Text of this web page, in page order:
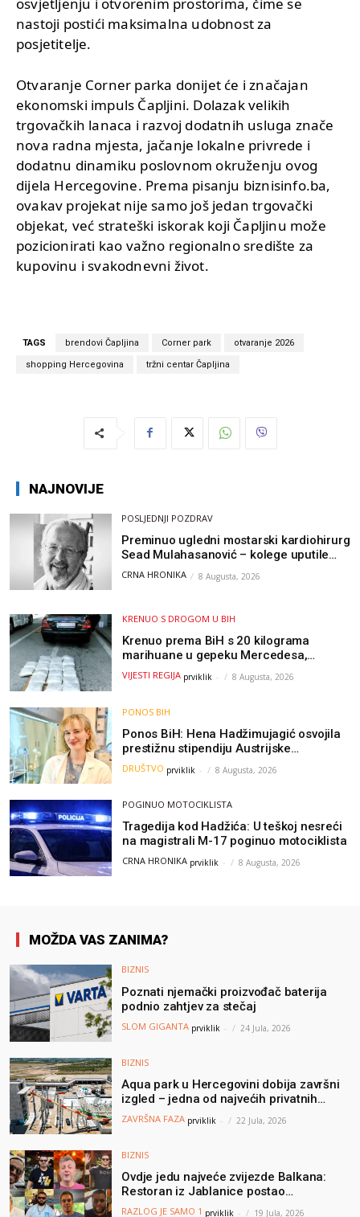
nastoji postići maksimalna udobnost za
posjetitelje.
Otvaranje Corner parka donijet će i značajan
ekonomski impuls Čapljini. Dolazak velikih
trgovačkih lanaca i razvoj dodatnih usluga znače
nova radna mjesta, jačanje lokalne privrede i
dodatnu dinamiku poslovnom okruženju ovog
dijela Hercegovine. Prema pisanju biznisinfo.ba,
ovakav projekat nije samo još jedan trgovački
objekat, već strateški iskorak koji Čapljinu može
pozicionirati kao važno regionalno središte za
kupovinu i svakodnevni život.
TAGS brendovi Čapljina Corner park otvaranje 2026
shopping Hercegovina tržni centar Čapljina
NAJNOVIJE
POSLJEDNJI POZDRAV
Preminuo ugledni mostarski kardiohirurg
Sead Mulahasanović – kolege uputile
emotivnu oproštajnu poruku
CRNA HRONIKA 8 Augusta, 2026
KRENUO S DROGOM U BIH
Krenuo prema BiH s 20 kilograma
marihuane u gepeku Mercedesa,
policija ga uhapsila na granici
VIJESTI REGIJA prviklik - 8 Augusta, 2026
PONOS BIH
Ponos BiH: Hena Hadžimujagić osvojila
prestižnu stipendiju Austrijske
akademije nauka, njeno istraživanje
moglo bi pomoći djeci širom svijeta
DRUŠTVO prviklik - 8 Augusta, 2026
POGINUO MOTOCIKLISTA
Tragedija kod Hadžića: U teškoj nesreći
na magistrali M-17 poginuo motociklista
CRNA HRONIKA prviklik - 8 Augusta, 2026
MOŽDA VAS ZANIMA?
BIZNIS
Poznati njemački proizvođač baterija
podnio zahtjev za stečaj
SLOM GIGANTA prviklik - 24 Jula, 2026
BIZNIS
Aqua park u Hercegovini dobija završni
izgled – jedna od najvećih privatnih
turističkih investicija vrijedna oko 50
ZAVRŠNA FAZA prviklik - 22 Jula, 2026
BIZNIS
Ovdje jedu najveće zvijezde Balkana:
Restoran iz Jablanice postao
nezaobilazna destinacija poznatih, a svi
RAZLOG JE SAMO 1 prviklik - 19 Jula, 2026